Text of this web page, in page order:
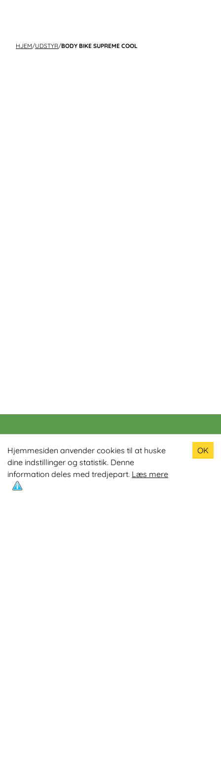
Hjemmesiden anvender cookies til at huske
dine indstillinger og statistik. Denne
information deles med tredjepart. Læs mere
OK
HJEM/UDSTYR/BODY BIKE SUPREME COOL
Populære produkter
Odin R900 Romaskine
Odin S900 Spinningcykel